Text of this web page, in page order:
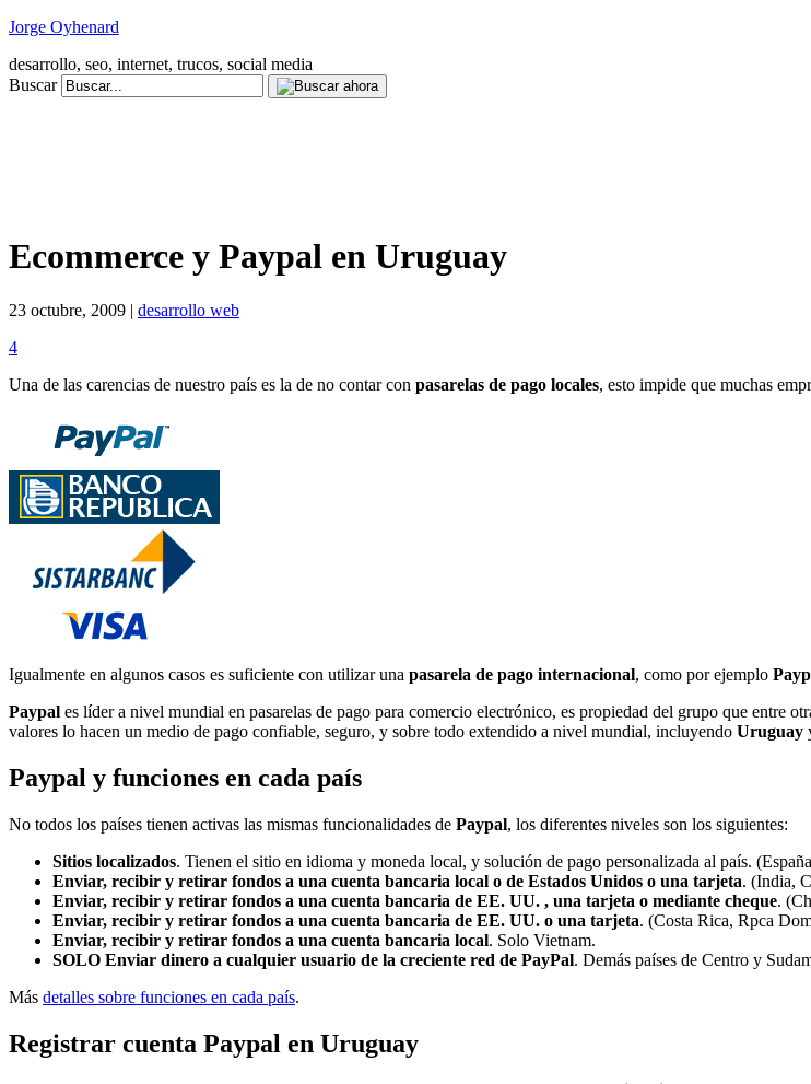
Jorge Oyhenard
desarrollo, seo, internet, trucos, social media
Buscar
Ecommerce y Paypal en Uruguay
23 octubre, 2009 | desarrollo web
4
Una de las carencias de nuestro país es la de no contar con pasarelas de pago locales, esto impide que muchas
Igualmente en algunos casos es suficiente con utilizar una pasarela de pago internacional, como por ejemplo
Paypal es líder a nivel mundial en pasarelas de pago para comercio electrónico, es propiedad del grupo que entre
valores lo hacen un medio de pago confiable, seguro, y sobre todo extendido a nivel mundial, incluyendo Uruguay
Paypal y funciones en cada país
No todos los países tienen activas las mismas funcionalidades de Paypal, los diferentes niveles son los siguientes:
Sitios localizados. Tienen el sitio en idioma y moneda local, y solución de pago personalizada al país.
Enviar, recibir y retirar fondos a una cuenta bancaria local o de Estados Unidos o una tarjeta. (India,
Enviar, recibir y retirar fondos a una cuenta bancaria de EE. UU. , una tarjeta o mediante cheque.
Enviar, recibir y retirar fondos a una cuenta bancaria de EE. UU. o una tarjeta. (Costa Rica, Rpca
Enviar, recibir y retirar fondos a una cuenta bancaria local. Solo Vietnam.
SOLO Enviar dinero a cualquier usuario de la creciente red de PayPal. Demás países de Centro y
Más detalles sobre funciones en cada país.
Registrar cuenta Paypal en Uruguay